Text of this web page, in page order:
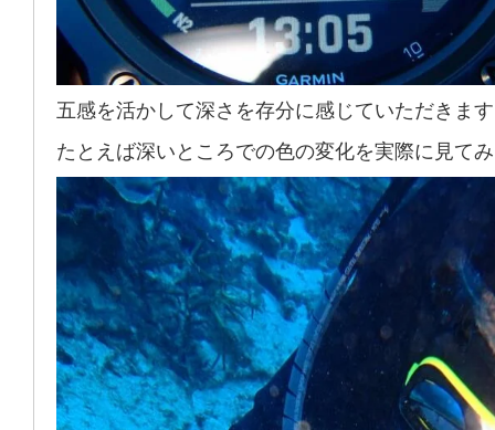
五感を活かして深さを存分に感じていただきます
たとえば深いところでの色の変化を実際に見て